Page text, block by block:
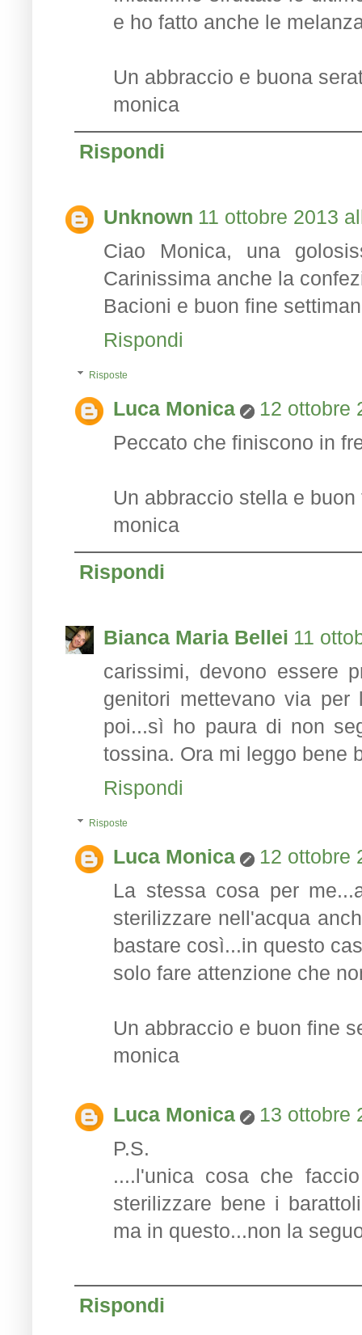
e ho fatto anche le
Un abbraccio e buona
monica
Rispondi
Unknown 11 ottobre 2013
Ciao Monica, una
Carinissima anche la
Bacioni e buon fine
Rispondi
Risposte
Luca Monica
12 ottobre
Peccato che finiscono in
Un abbraccio stella e
monica
Rispondi
Bianca Maria Bellei 11
carissimi, devono essere
genitori mettevano via
poi...sì ho paura di non
tossina. Ora mi leggo bene
Rispondi
Risposte
Luca Monica
12 ottobre
La stessa cosa per
sterilizzare nell'acqua
bastare così...in questo
solo fare attenzione che
Un abbraccio e buon fine
monica
Luca Monica
13 ottobre
P.S.
....l'unica cosa che
sterilizzare bene i
ma in questo...non la
Rispondi